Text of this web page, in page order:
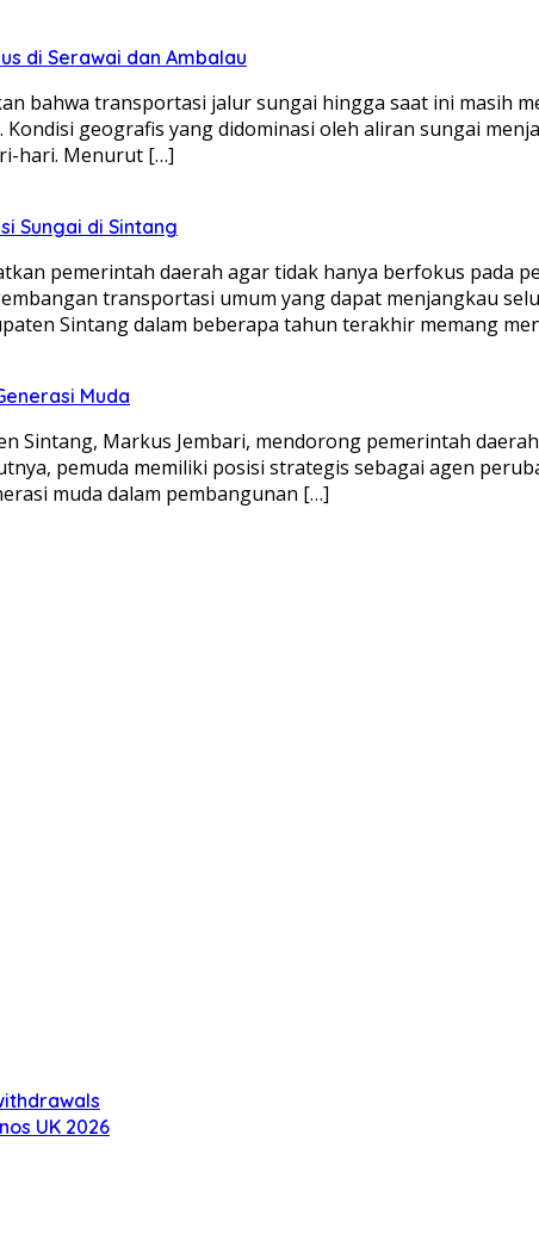
di Serawai dan Ambalau
bahwa transportasi jalur sungai hingga saat ini masih
Kondisi geografis yang didominasi oleh aliran sungai
hari. Menurut […]
Sungai di Sintang
pemerintah daerah agar tidak hanya berfokus
transportasi umum yang dapat menjangkau
Sintang dalam beberapa tahun terakhir memang
Muda
Sintang, Markus Jembari, mendorong pemerintah
pemuda memiliki posisi strategis sebagai agen
muda dalam pembangunan […]
UK 2026